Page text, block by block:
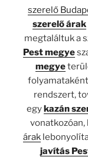
szerelő
szerelő árak
megtaláltuk a
Pest megye
megye
rendszert,
egykazán
vonatkozóan,
árak
javítás